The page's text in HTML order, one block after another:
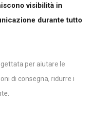
visibilità in
durante tutto
per aiutare le
di consegna, ridurre i